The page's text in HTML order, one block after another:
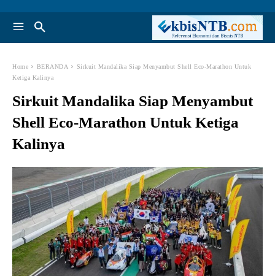
Home BERANDA
Sirkuit Mandalika Siap Menyambut Shell Eco-Marathon Untuk
Ketiga Kalinya
Sirkuit Mandalika Siap Menyambut
Shell Eco-Marathon Untuk Ketiga
Kalinya